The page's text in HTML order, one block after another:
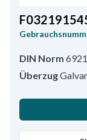
DIN Norm 6921
Überzug